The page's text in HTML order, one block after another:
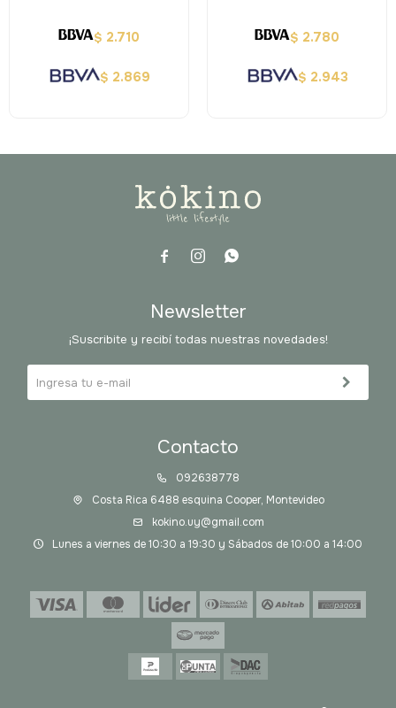
$ 2.710
$ 2.869
$ 2.780
$ 2.943
  
Contacto
092638778
Costa Rica 6488 esquina Cooper, Montevideo
kokino.uy@gmail.com
Lunes a viernes de 10:30 a 19:30 y Sábados de 10:00 a 14:00
Newsletter
¡Suscribite y recibí todas nuestras novedades!